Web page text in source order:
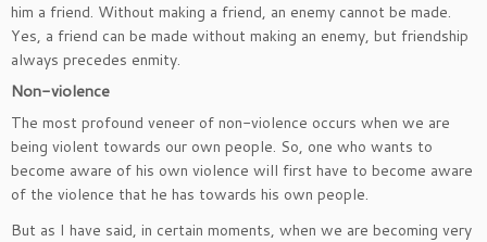
him a friend. Without making a friend, an enemy cannot be made.
Yes, a friend can be made without making an enemy, but friendship
always precedes enmity.
Non-violence
The most profound veneer of non-violence occurs when we are
being violent towards our own people. So, one who wants to
become aware of his own violence will first have to become aware
of the violence that he has towards his own people.
But as I have said, in certain moments, when we are becoming very